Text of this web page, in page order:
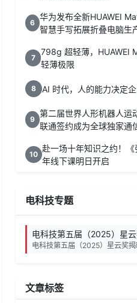
6
华为发布全新HUAWEI
智慧手写拓展折叠电脑生
7
798g 超轻薄，HUAWEI
轻薄极限
8 AI 时代，人的能力决定
9
第二届世界人形机器人运
联通签约成为全球独家通
10
赴一场十年知识之约！
年线下课明日开启
电科技专题
电科技第五届（2025）星
电科技第五届（2025）星云奖
文章标签